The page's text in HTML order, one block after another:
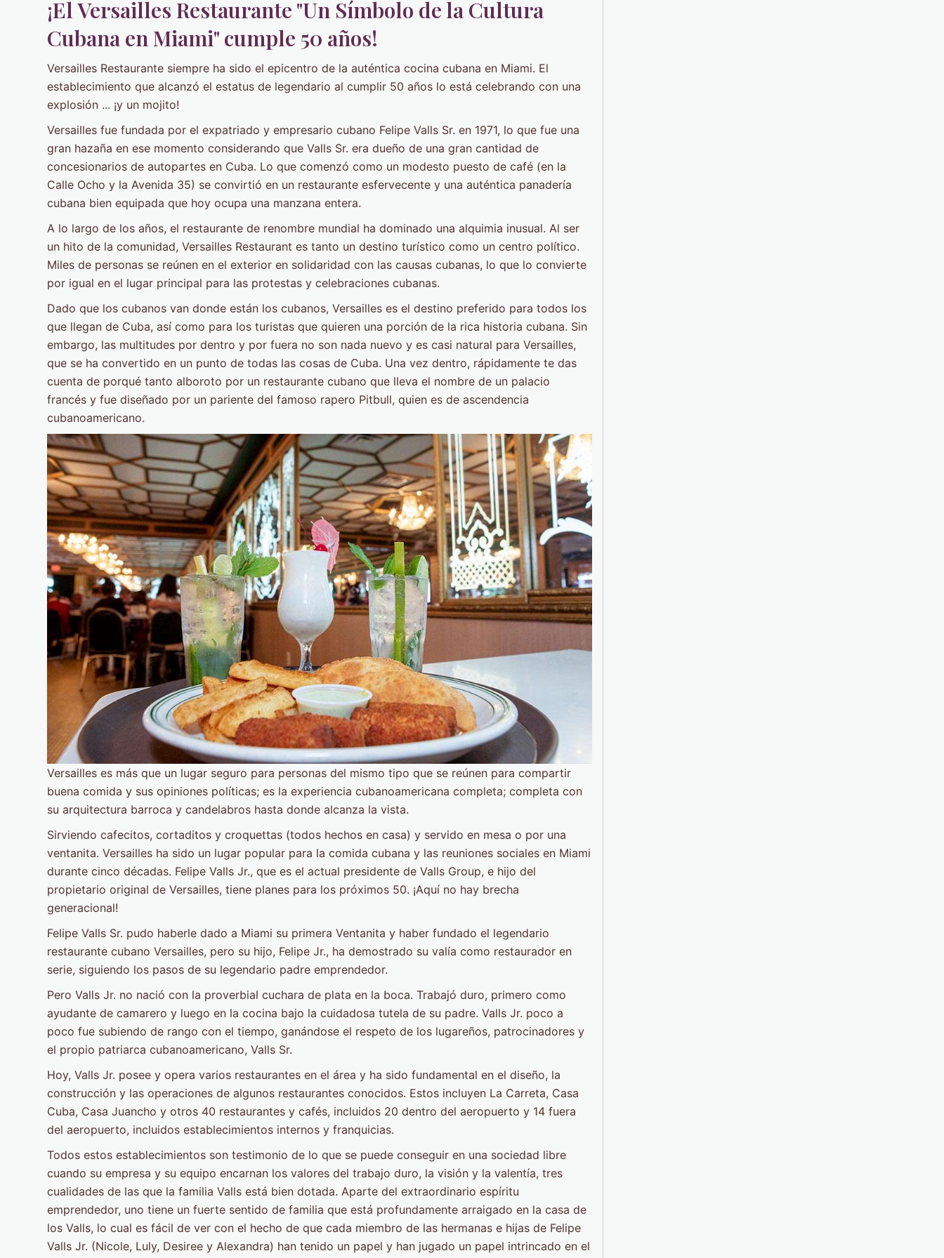
¡El Versailles Restaurante "Un Símbolo de la Cultura
Cubana en Miami" cumple 50 años!
Versailles Restaurante siempre ha sido el epicentro de la auténtica cocina cubana en Miami. El
establecimiento que alcanzó el estatus de legendario al cumplir 50 años lo está celebrando con una
explosión ... ¡y un mojito!
Versailles fue fundada por el expatriado y empresario cubano Felipe Valls Sr. en 1971, lo que fue una
gran hazaña en ese momento considerando que Valls Sr. era dueño de una gran cantidad de
concesionarios de autopartes en Cuba. Lo que comenzó como un modesto puesto de café (en la
Calle Ocho y la Avenida 35) se convirtió en un restaurante esfervecente y una auténtica panadería
cubana bien equipada que hoy ocupa una manzana entera.
A lo largo de los años, el restaurante de renombre mundial ha dominado una alquimia inusual. Al ser
un hito de la comunidad, Versailles Restaurant es tanto un destino turístico como un centro político.
Miles de personas se reúnen en el exterior en solidaridad con las causas cubanas, lo que lo convierte
por igual en el lugar principal para las protestas y celebraciones cubanas.
Dado que los cubanos van donde están los cubanos, Versailles es el destino preferido para todos los
que llegan de Cuba, así como para los turistas que quieren una porción de la rica historia cubana. Sin
embargo, las multitudes por dentro y por fuera no son nada nuevo y es casi natural para Versailles,
que se ha convertido en un punto de todas las cosas de Cuba. Una vez dentro, rápidamente te das
cuenta de porqué tanto alboroto por un restaurante cubano que lleva el nombre de un palacio
francés y fue diseñado por un pariente del famoso rapero Pitbull, quien es de ascendencia
cubanoamericano.
Versailles es más que un lugar seguro para personas del mismo tipo que se reúnen para compartir
buena comida y sus opiniones políticas; es la experiencia cubanoamericana completa; completa con
su arquitectura barroca y candelabros hasta donde alcanza la vista.
Sirviendo cafecitos, cortaditos y croquettas (todos hechos en casa) y servido en mesa o por una
ventanita. Versailles ha sido un lugar popular para la comida cubana y las reuniones sociales en Miami
durante cinco décadas. Felipe Valls Jr., que es el actual presidente de Valls Group, e hijo del
propietario original de Versailles, tiene planes para los próximos 50. ¡Aquí no hay brecha
generacional!
Felipe Valls Sr. pudo haberle dado a Miami su primera Ventanita y haber fundado el legendario
restaurante cubano Versailles, pero su hijo, Felipe Jr., ha demostrado su valía como restaurador en
serie, siguiendo los pasos de su legendario padre emprendedor.
Pero Valls Jr. no nació con la proverbial cuchara de plata en la boca. Trabajó duro, primero como
ayudante de camarero y luego en la cocina bajo la cuidadosa tutela de su padre. Valls Jr. poco a
poco fue subiendo de rango con el tiempo, ganándose el respeto de los lugareños, patrocinadores y
el propio patriarca cubanoamericano, Valls Sr.
Hoy, Valls Jr. posee y opera varios restaurantes en el área y ha sido fundamental en el diseño, la
construcción y las operaciones de algunos restaurantes conocidos. Estos incluyen La Carreta, Casa
Cuba, Casa Juancho y otros 40 restaurantes y cafés, incluidos 20 dentro del aeropuerto y 14 fuera
del aeropuerto, incluidos establecimientos internos y franquicias.
Todos estos establecimientos son testimonio de lo que se puede conseguir en una sociedad libre
cuando su empresa y su equipo encarnan los valores del trabajo duro, la visión y la valentía, tres
cualidades de las que la familia Valls está bien dotada. Aparte del extraordinario espíritu
emprendedor, uno tiene un fuerte sentido de familia que está profundamente arraigado en la casa de
los Valls, lo cual es fácil de ver con el hecho de que cada miembro de las hermanas e hijas de Felipe
Valls Jr. (Nicole, Luly, Desiree y Alexandra) han tenido un papel y han jugado un papel intrincado en el